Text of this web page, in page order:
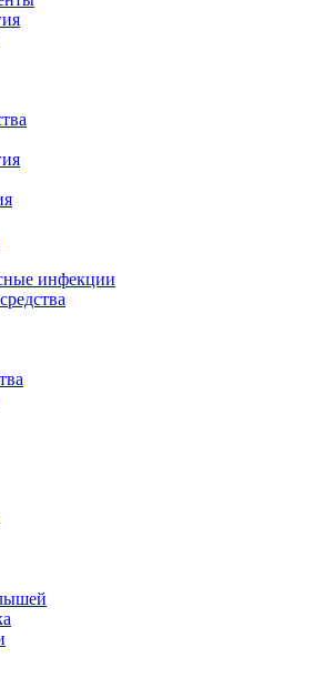
инфекции